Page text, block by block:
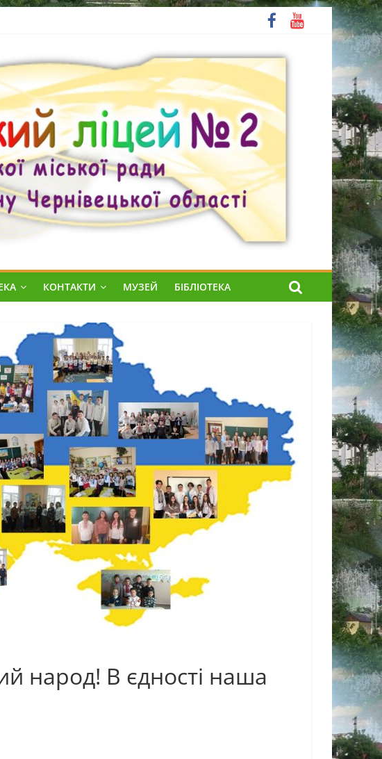
КОНТАКТИ МУЗЕЙ БІБЛІОТЕКА
народ! В єдності наша